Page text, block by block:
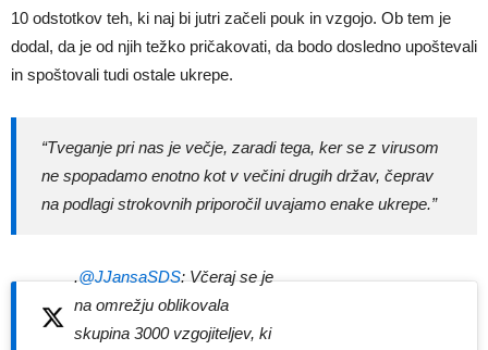
10 odstotkov teh, ki naj bi jutri začeli pouk in vzgojo. Ob tem je
dodal, da je od njih težko pričakovati, da bodo dosledno upoštevali
in spoštovali tudi ostale ukrepe.
“Tveganje pri nas je večje, zaradi tega, ker se z virusom
ne spopadamo enotno kot v večini drugih držav, čeprav
na podlagi strokovnih priporočil uvajamo enake ukrepe.”
.@JJansaSDS: Včeraj se je
na omrežju oblikovala
skupina 3000 vzgojiteljev, ki